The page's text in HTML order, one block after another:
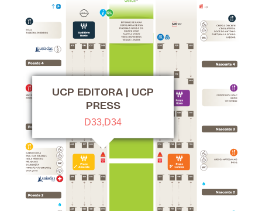
UCP EDITORA | UCP
PRESS
D33,D34